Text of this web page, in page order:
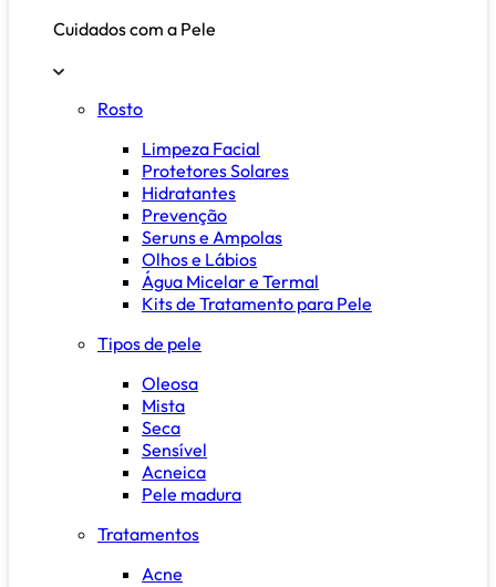
Cuidados com a Pele
Rosto
Limpeza Facial
Protetores Solares
Hidratantes
Prevenção
Seruns e Ampolas
Olhos e Lábios
Água Micelar e Termal
Kits de Tratamento para Pele
Tipos de pele
Oleosa
Mista
Seca
Sensível
Acneica
Pele madura
Tratamentos
Acne